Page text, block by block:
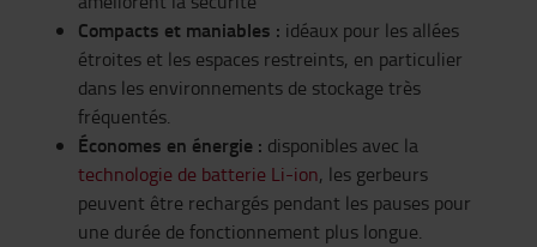
Compacts et maniables : idéaux pour les allées
étroites et les espaces restreints, en particulier
dans les environnements de stockage très
fréquentés.
Économes en énergie : disponibles avec la
technologie de batterie Li-ion, les gerbeurs
peuvent être rechargés pendant les pauses pour
une durée de fonctionnement plus longue.